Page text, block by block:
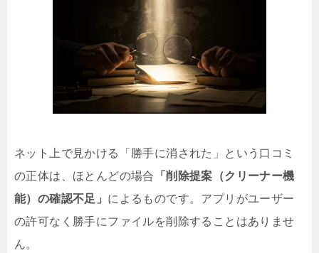
ネット上で見かける「勝手に消された」という口コミ
の正体は、ほとんどの場合
「削除提案（クリーナー機
能）の確認不足」 によるものです。アプリがユーザー
の許可なく勝手にファイルを削除することはありませ
ん。